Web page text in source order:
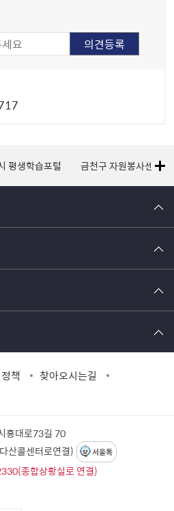
평생학습포털 금천구 자원봉사센터
책
찾아오시는길
흥대로73길 70
산콜센터로연결)
서울톡
종합상황실로 연결)